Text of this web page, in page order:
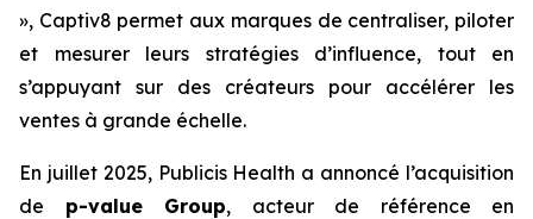
», Captiv8 permet aux marques de centraliser, piloter
et mesurer leurs stratégies d’influence, tout en
s’appuyant sur des créateurs pour accélérer les
ventes à grande échelle.
En juillet 2025, Publicis Health a annoncé l’acquisition
de p-value Group, acteur de référence en